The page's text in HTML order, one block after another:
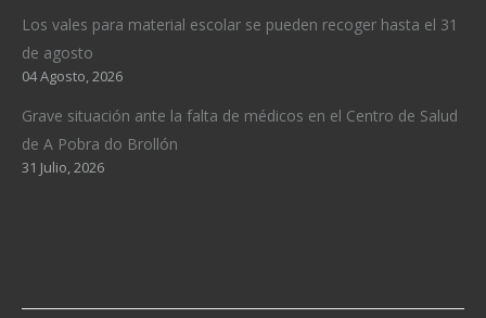
Los vales para material escolar se pueden recoger hasta el 31
de agosto
04 Agosto, 2026
Grave situación ante la falta de médicos en el Centro de Salud
de A Pobra do Brollón
31 Julio, 2026